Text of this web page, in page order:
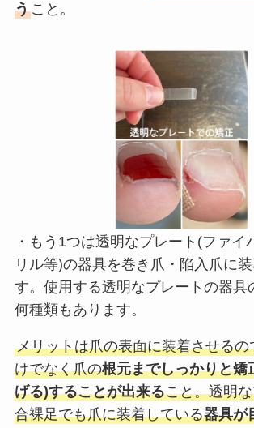
うこと。
・もう1つは透明なプレート(ファイ
リル等)の器具を巻き爪・陥入爪に
す。使用する透明なプレートの器具
何種類もあります。
メリットは爪の表面に装着させるの
けでなく爪の根元までしっかりと矯
げる)することが出来ること。透明
合裸足でも爪に装着している器具が